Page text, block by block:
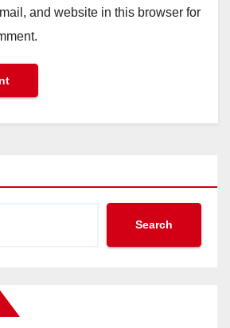
and website in this browser for
Search